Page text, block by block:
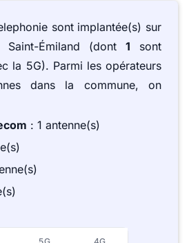
sont implantée(s) sur
Émiland (dont 1 sont
la 5G). Parmi les opérateurs
dans la commune, on
: 1 antenne(s)